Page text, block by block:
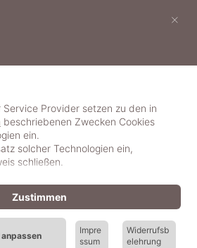
Provider setzen zu den in
beschriebenen Zwecken Cookies
ein.
solcher Technologien ein,
schließen.
Impre
ssum
Widerrufsb
elehrung
Zustimmen
×